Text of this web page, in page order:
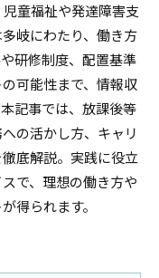
童福祉や発達障害支
岐にわたり、働き方
研修制度、配置基準
可能性まで、情報収
記事では、放課後等
の活かし方、キャリ
底解説。実践に役立
で、理想の働き方や
得られます。